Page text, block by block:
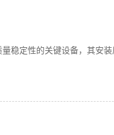
定性的关键设备，其安装